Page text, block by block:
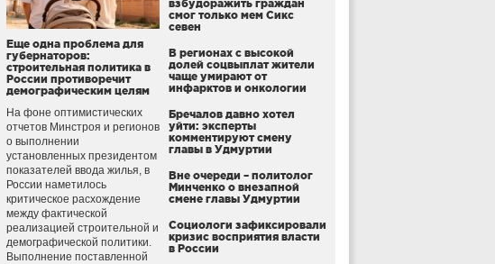
Еще одна проблема для
губернаторов:
строительная политика в
России противоречит
демографическим целям
На фоне оптимистических
отчетов Минстроя и регионов
о выполнении
установленных президентом
показателей ввода жилья, в
России наметилось
критическое расхождение
между фактической
реализацией строительной и
демографической политики.
Выполнение поставленной
взбудоражить граждан
смог только мем Сикс
севен
В регионах с высокой
долей соцвыплат жители
чаще умирают от
инфарктов и онкологии
Бречалов давно хотел
уйти: эксперты
комментируют смену
главы в Удмуртии
Вне очереди – политолог
Минченко о внезапной
смене главы Удмуртии
Социологи зафиксировали
кризис восприятия власти
в России